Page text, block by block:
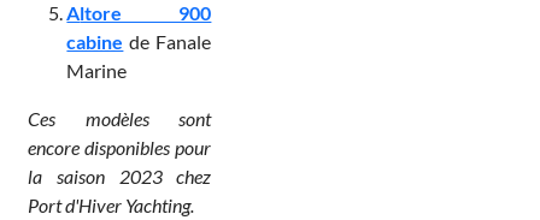
Altore 900
cabine de Fanale
Marine
Ces modèles sont
encore disponibles pour
la saison 2023 chez
Port d'Hiver Yachting.